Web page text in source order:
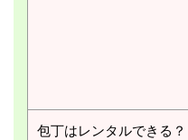
包丁はレンタルできる？